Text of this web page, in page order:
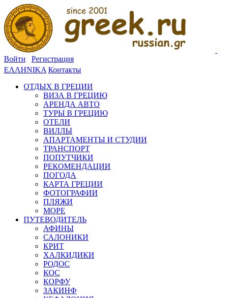
Войти
Регистрация
ΕΛΛΗΝΙΚΑ Контакты
ОТДЫХ В ГРЕЦИИ
ВИЗА В ГРЕЦИЮ
АРЕНДА АВТО
ТУРЫ В ГРЕЦИЮ
ОТЕЛИ
ВИЛЛЫ
АПАРТАМЕНТЫ И СТУДИИ
ТРАНСПОРТ
ПОПУТЧИКИ
РЕКОМЕНДАЦИИ
ПОГОДА
КАРТА ГРЕЦИИ
ФОТОГРАФИИ
ПЛЯЖИ
МОРЕ
ПУТЕВОДИТЕЛЬ
АФИНЫ
САЛОНИКИ
КРИТ
ХАЛКИДИКИ
РОДОС
КОС
КОРФУ
ЗАКИНФ